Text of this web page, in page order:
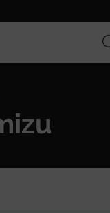
Modelismo